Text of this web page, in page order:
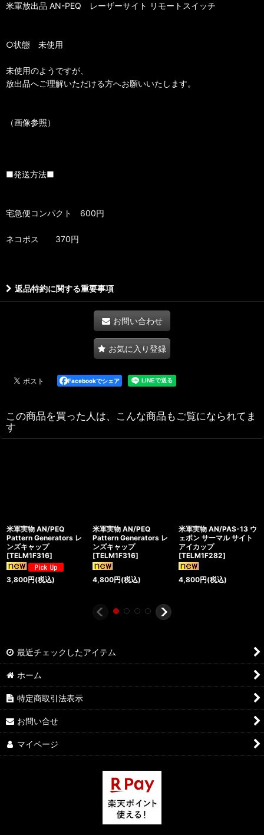
米軍放出品 AN-PEQ レーザーサイト リモートスイッチ
○状態 未使用
未使用のようですが、
放出品へご理解いただける方へお願いいたします。
（画像参照）
■発送方法■
宅急便コンパクト 600円
ネコポス 370円
返品特約に関する重要事項
お問い合わせ
お気に入り登録
Facebookでシェア
この商品を買った人は、こんな商品もご覧になられてま
す
米軍実物 AN/PEQ
Pattern Generators レ
ンズキャップ
[TELM1F316]
3,800円(税込)
米軍実物 AN/PEQ
Pattern Generators レ
ンズキャップ
[TELM1F316]
4,800円(税込)
米軍実物 AN/PAS-13 ウ
ェポン サーマル サイト
アイカップ
[TELM1F282]
4,800円(税込)
最近チェックしたアイテム
ホーム
特定商取引法表示
お問い合せ
マイページ